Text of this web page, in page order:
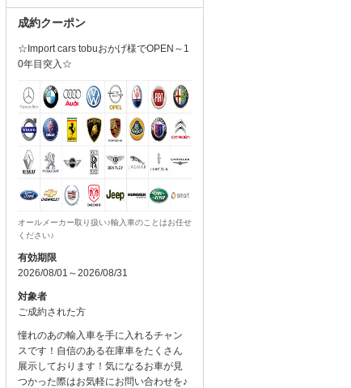
成約クーポン
☆Import cars tobuおかげ様でOPEN～1
0年目突入☆
オールメーカー取り扱い♪輸入車のことはお任せ
ください♪
有効期限
2026/08/01～2026/08/31
対象者
ご成約された方
憧れのあの輸入車を手に入れるチャン
スです！自信のある在庫車をたくさん
展示しております！気になるお車が見
つかった際はお気軽にお問い合わせを♪